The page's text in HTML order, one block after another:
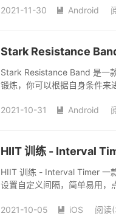
2021-11-30  Android
Stark Resistance
Stark Resistance Band 是一
锻炼，你可以根据自身条件来
2021-10-31  Android
HIIT 训练 - Interval
HIIT 训练 - Interval Timer 一
设置自定义间隔，简单易用，
2021-10-05  iOS 阅读